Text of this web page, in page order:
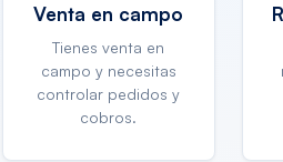
Venta en campo
Tienes venta en
campo y necesitas
controlar pedidos y
cobros.